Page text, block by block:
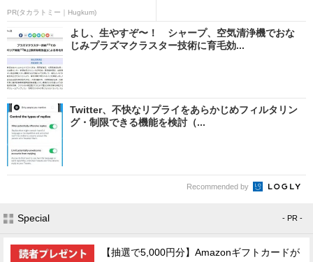
PR(タカラトミー｜Hugkum)
よし、生やすぞ〜！ シャープ、空気清浄機でおな
じみプラズマクラスター技術に育毛効...
Twitter、不快なリプライをあらかじめフィルタリン
グ・制限できる機能を検討（...
Recommended by
Special - PR -
【抽選で5,000円分】Amazonギフトカードが